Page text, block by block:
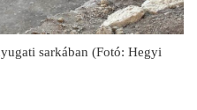
sarkában (Fotó: Hegyi